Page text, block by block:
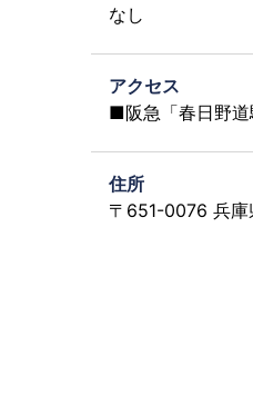
なし
アクセス
■阪急「春日野道
住所
〒651-0076 兵